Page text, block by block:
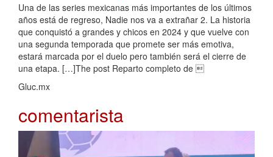
Una de las series mexicanas más importantes de los últimos
años está de regreso, Nadie nos va a extrañar 2. La historia
que conquistó a grandes y chicos en 2024 y que vuelve con
una segunda temporada que promete ser más emotiva,
estará marcada por el duelo pero también será el cierre de
una etapa. […]The post Reparto completo de 
Gluc.mx
comentarista